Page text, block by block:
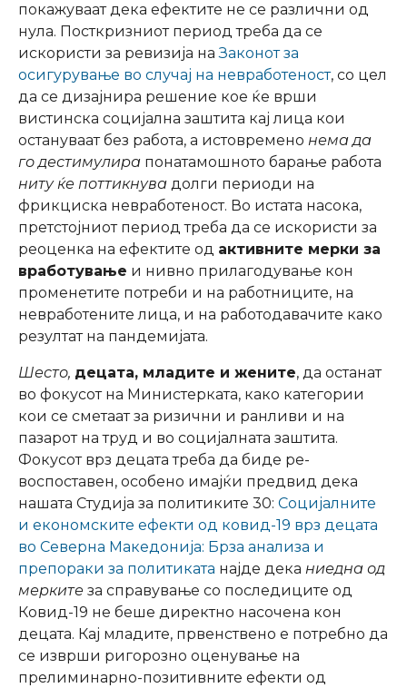
покажуваат дека ефектите не се различни од
нула. Посткризниот период треба да се
искористи за ревизија наЗаконот за
осигурување во случај на невработеност, со цел
да се дизајнира решение кое ќе врши
вистинска социјална заштита кај лица кои
остануваат без работа, а истовремено нема да
го дестимулира понатамошното барање работа
ниту ќе поттикнува долги периоди на
фрикциска невработеност. Во истата насока,
претстојниот период треба да се искористи за
реоценка на ефектите од активните мерки за
вработување и нивно прилагодување кон
променетите потреби и на работниците, на
невработените лица, и на работодавачите како
резултат на пандемијата.
Шесто, децата, младите и жените, да останат
во фокусот на Министерката, како категории
кои се сметаат за ризични и ранливи и на
пазарот на труд и во социјалната заштита.
Фокусот врз децата треба да биде ре-
воспоставен, особено имајќи предвид дека
нашата Студија за политиките 30: Социјалните
и економските ефекти од ковид-19 врз децата
во Северна Македонија: Брза анализа и
препораки за политиката најде дека ниедна од
мерките за справување со последиците од
Ковид-19 не беше директно насочена кон
децата. Кај младите, првенствено е потребно да
се изврши ригорозно оценување на
прелиминарно-позитивните ефекти од